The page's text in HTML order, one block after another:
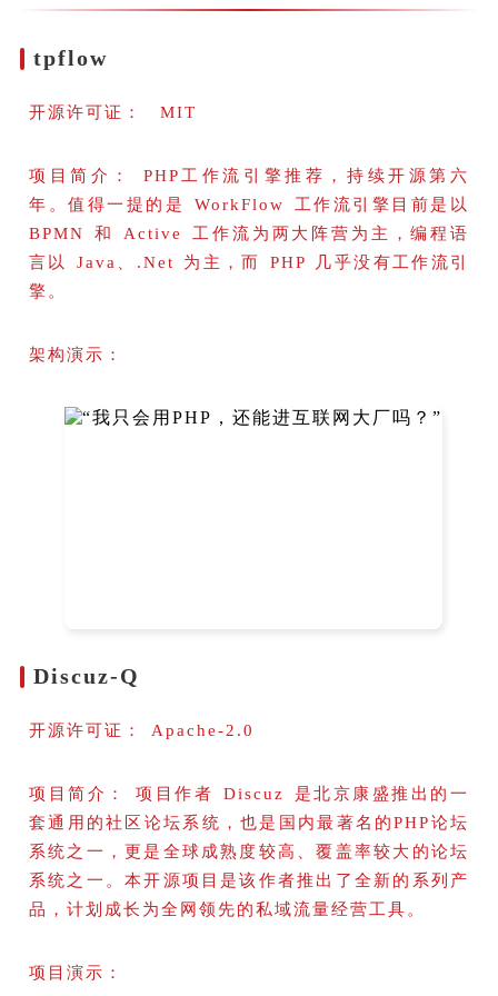
tpflow
开源许可证： MIT
项目简介： PHP工作流引擎推荐，持续开源第六
年。值得一提的是 WorkFlow 工作流引擎目前是以
BPMN 和 Active 工作流为两大阵营为主，编程语
言以 Java、.Net 为主，而 PHP 几乎没有工作流引
擎。
架构演示：
Discuz-Q
开源许可证： Apache-2.0
项目简介： 项目作者 Discuz 是北京康盛推出的一
套通用的社区论坛系统，也是国内最著名的PHP论坛
系统之一，更是全球成熟度较高、覆盖率较大的论坛
系统之一。本开源项目是该作者推出了全新的系列产
品，计划成长为全网领先的私域流量经营工具。
项目演示：